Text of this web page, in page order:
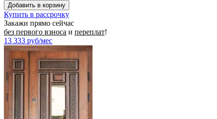
Купить в рассрочку
Закажи прямо сейчас
без первого взноса и переплат!
13 333 руб/мес